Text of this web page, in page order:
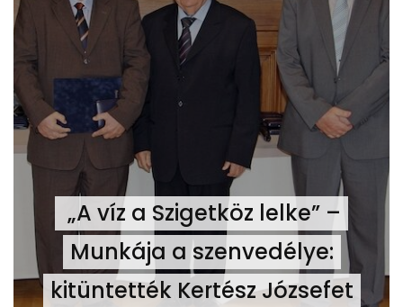
„A víz a Szigetköz lelke” –
Munkája a szenvedélye:
kitüntették Kertész Józsefet